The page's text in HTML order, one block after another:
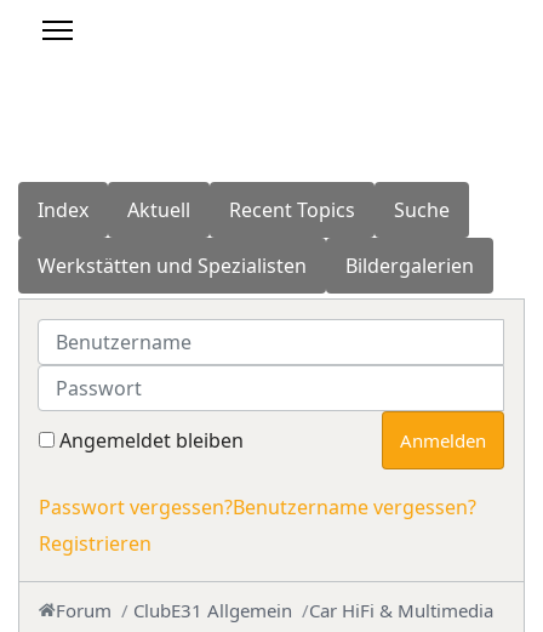
Index Aktuell Recent Topics Suche
Werkstätten und Spezialisten Bildergalerien
Benutzername
Passwort
Angemeldet bleiben Anmelden
Passwort vergessen?Benutzername vergessen?
Registrieren
Forum ClubE31 Allgemein
Car HiFi & Multimedia